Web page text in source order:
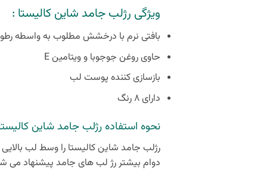
ویژگی رژلب جامد شاین کالیستا :
بافتی نرم با درخشش مطلوب به واسطه
حاوی روغن جوجوبا و ویتامین E
بازسازی کننده پوست لب
دارای ۸ رنگ
نحوه استفاده رژلب جامد شاین
رژلب جامد شاین کالیستا را وسط لب
دوام بیشتر رژ لب‌ های جامد پیشنهاد می‌